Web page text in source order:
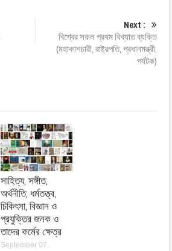
Next :
বিশ্বের সকল প্রথম বিখ্যাত ব্যক্তি
(মহাকাশচারী, রাষ্ট্রপতি, প্রধানমন্ত্রী,
পর্যটক)
সাহিত্য, সঙ্গীত,
অর্থনীতি, ধর্মতত্ত্ব,
চিকিৎসা, বিজ্ঞান ও
প্রযুক্তির জনক ও
তাদের কর্মের ক্ষেত্র
September 07,